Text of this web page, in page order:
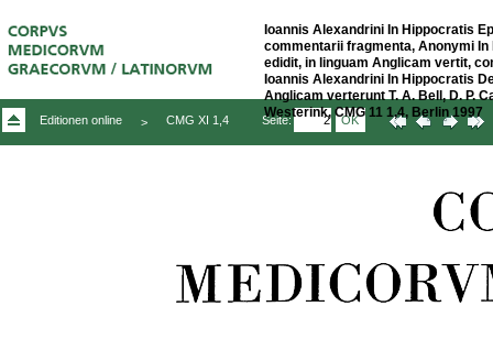
Ioannis Alexandrini In Hippocratis
commentarii fragmenta, Anonymi
edidit, in linguam Anglicam vertit,
Ioannis Alexandrini In Hippocratis
Anglicam verterunt T. A. Bell, D. P.
Westerink, CMG 11 1,4, Berlin 1997
Editionen online > CMG XI 1,4 Seite: OK